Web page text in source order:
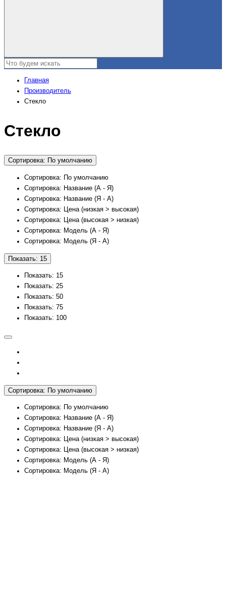
Главная
Производитель
Стекло
Стекло
Сортировка: По умолчанию
Сортировка: По умолчанию
Сортировка: Название (А - Я)
Сортировка: Название (Я - А)
Сортировка: Цена (низкая > высокая)
Сортировка: Цена (высокая > низкая)
Сортировка: Модель (А - Я)
Сортировка: Модель (Я - А)
Показать: 15
Показать: 15
Показать: 25
Показать: 50
Показать: 75
Показать: 100
Сортировка: По умолчанию
Сортировка: По умолчанию
Сортировка: Название (А - Я)
Сортировка: Название (Я - А)
Сортировка: Цена (низкая > высокая)
Сортировка: Цена (высокая > низкая)
Сортировка: Модель (А - Я)
Сортировка: Модель (Я - А)